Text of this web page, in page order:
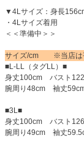
▼4Lサイズ：身長
・4Lサイズ着用
＜＜準備中＞＞
サイズ/cm ※当店は平
■L-LL（タグLL）■
身丈100cm バスト
腕周り48cm 袖丈
■3L■
身丈100cm バスト
腕周り49cm 袖丈